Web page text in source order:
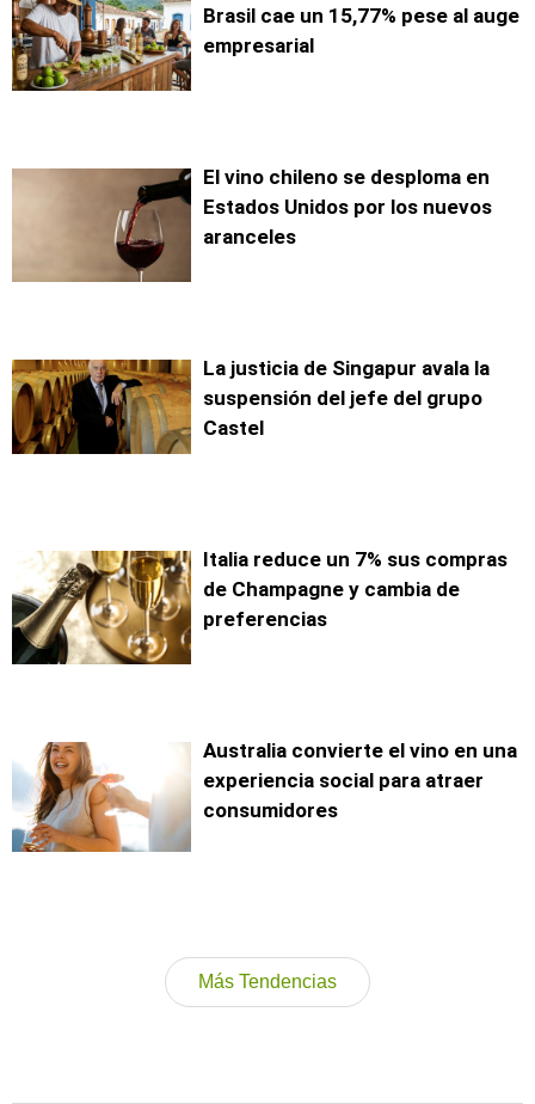
Brasil cae un 15,77% pese al auge
empresarial
El vino chileno se desploma en
Estados Unidos por los nuevos
aranceles
La justicia de Singapur avala la
suspensión del jefe del grupo
Castel
Italia reduce un 7% sus compras
de Champagne y cambia de
preferencias
Australia convierte el vino en una
experiencia social para atraer
consumidores
Más Tendencias